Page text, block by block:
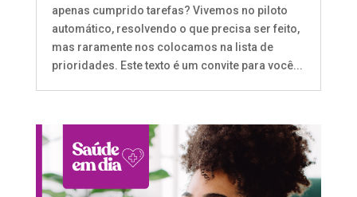
apenas cumprido tarefas? Vivemos no piloto
automático, resolvendo o que precisa ser feito,
mas raramente nos colocamos na lista de
prioridades. Este texto é um convite para você...